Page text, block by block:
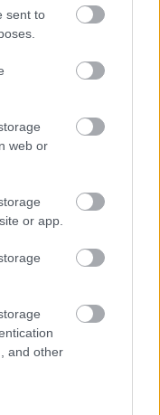
sent to
web or
or app.
and other
Ζωή
πρόκειται για
Δημοκρατίας,
στην…αδιάβλητη